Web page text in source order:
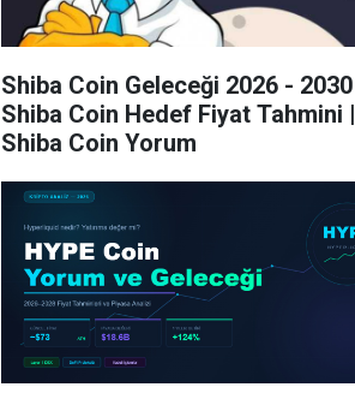
Shiba Coin Geleceği 2026 - 2030 |
Shiba Coin Hedef Fiyat Tahmini |
Shiba Coin Yorum